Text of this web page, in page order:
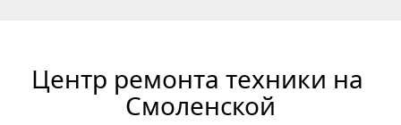
Центр ремонта техники на
Смоленской